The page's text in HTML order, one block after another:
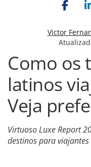
Victor
Como os
latinos
Veja
Virtuoso Luxe Report
destinos para